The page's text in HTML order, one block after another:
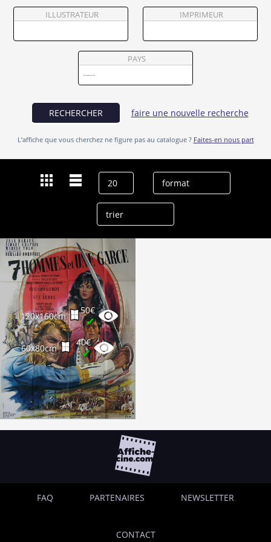
Vendre
ILLUSTRATEUR IMPRIMEUR
PAYS
RECHERCHER faire une nouvelle recherche
L’affiche que vous cherchez ne figure pas au catalogue ? Faites-en nous part
120x160cm
50€
✔
60x80cm
40€
✔
FAQ PARTENAIRES NEWSLETTER
CONTACT